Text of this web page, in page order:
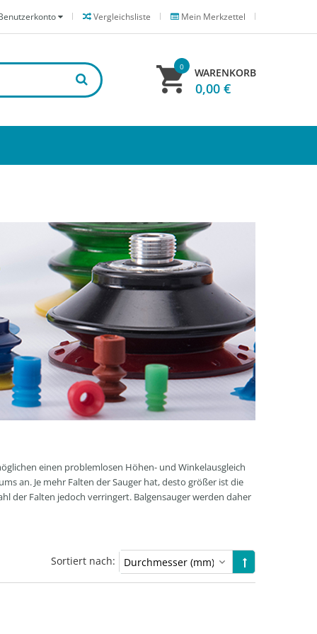
Mein Merkzettel
Vergleichsliste
WARENKORB
0
0,00 €
einen problemlosen Höhen- und Winkelausgleich
an. Je mehr Falten der Sauger hat, desto größer ist die
der Falten jedoch verringert. Balgensauger werden daher
Sortiert nach: